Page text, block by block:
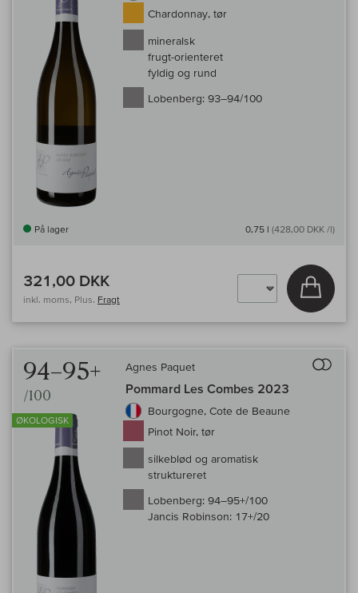
Chardonnay, tør
mineralsk
frugt-orienteret
fyldig og rund
Lobenberg: 93–94/100
På lager 0,75 l (428,00 DKK /l)
321,00 DKK
inkl. moms, Plus. Fragt
Læg i
94–95+
/100
ØKOLOGISK
Agnes Paquet
Pommard Les Combes 2023
Bourgogne, Cote de Beaune
Pinot Noir, tør
silkeblød og aromatisk
struktureret
Lobenberg: 94–95+/100
Jancis Robinson: 17+/20